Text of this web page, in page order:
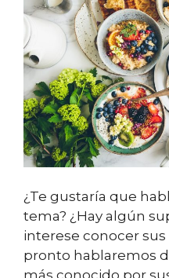
¿Te gustaría que
tema? ¿Hay algún
interese conocer
pronto hablaremos